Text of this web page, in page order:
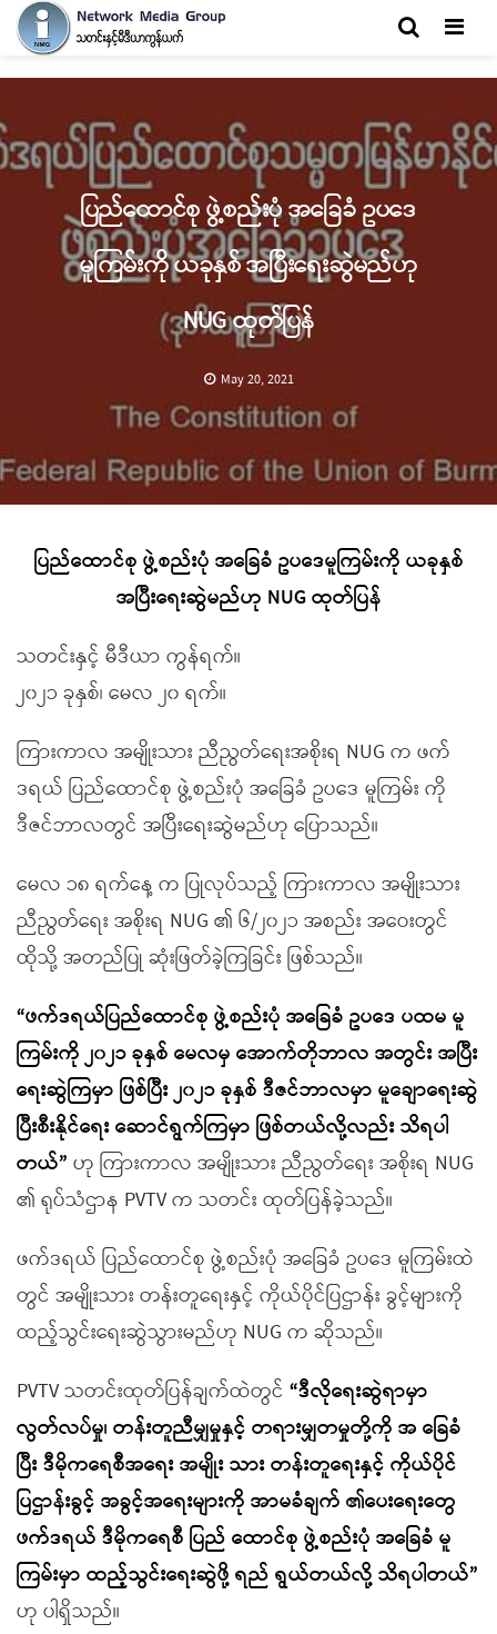
ပြည်ထောင်စု ဖွဲ့စည်းပုံ အခြေခံ ဥပဒေ
မူကြမ်းကို ယခုနှစ် အပြီးရေးဆွဲမည်ဟု
NUG ထုတ်ပြန်
May 20, 2021
ပြည်ထောင်စု ဖွဲ့စည်းပုံ အခြေခံ ဥပဒေမူကြမ်းကို ယခုနှစ်
အပြီးရေးဆွဲမည်ဟု NUG ထုတ်ပြန်
သတင်းနှင့် မီဒီယာ ကွန်ရက်။
၂၀၂၁ ခုနှစ်၊ မေလ ၂၀ ရက်။
ကြားကာလ အမျိုးသား ညီညွတ်ရေးအစိုးရ NUG က ဖက်
ဒရယ် ပြည်ထောင်စု ဖွဲ့စည်းပုံ အခြေခံ ဥပဒေ မူကြမ်း ကို
ဒီဇင်ဘာလတွင် အပြီးရေးဆွဲမည်ဟု ပြောသည်။
မေလ ၁၈ ရက်နေ့ က ပြုလုပ်သည့် ကြားကာလ အမျိုးသား
ညီညွတ်ရေး အစိုးရ NUG ၏ ၆/၂၀၂၁ အစည်း အဝေးတွင်
ထိုသို့ အတည်ပြု ဆုံးဖြတ်ခဲ့ကြခြင်း ဖြစ်သည်။
“ဖက်ဒရယ်ပြည်ထောင်စု ဖွဲ့စည်းပုံ အခြေခံ ဥပဒေ ပထမ မူ
ကြမ်းကို ၂၀၂၁ ခုနှစ် မေလမှ အောက်တိုဘာလ အတွင်း အပြီး
ရေးဆွဲကြမှာ ဖြစ်ပြီး ၂၀၂၁ ခုနှစ် ဒီဇင်ဘာလမှာ မူချောရေးဆွဲ
ပြီးစီးနိုင်ရေး ဆောင်ရွက်ကြမှာ ဖြစ်တယ်လို့လည်း သိရပါ
တယ်” ဟု ကြားကာလ အမျိုးသား ညီညွတ်ရေး အစိုးရ NUG
၏ ရုပ်သံဌာန PVTV က သတင်း ထုတ်ပြန်ခဲ့သည်။
ဖက်ဒရယ် ပြည်ထောင်စု ဖွဲ့စည်းပုံ အခြေခံ ဥပဒေ မူကြမ်းထဲ
တွင် အမျိုးသား တန်းတူရေးနှင့် ကိုယ်ပိုင်ပြဌာန်း ခွင့်များကို
ထည့်သွင်းရေးဆွဲသွားမည်ဟု NUG က ဆိုသည်။
PVTV သတင်းထုတ်ပြန်ချက်ထဲတွင် “ဒီလိုရေးဆွဲရာမှာ
လွတ်လပ်မှု၊ တန်းတူညီမျှမှုနှင့် တရားမျှတမှုတို့ကို အ ခြေခံ
ပြီး ဒီမိုကရေစီအရေး အမျိုး သား တန်းတူရေးနှင့် ကိုယ်ပိုင်
ပြဌာန်းခွင့် အခွင့်အရေးများကို အာမခံချက် ၏ပေးရေးတွေ
ဖက်ဒရယ် ဒီမိုကရေစီ ပြည် ထောင်စု ဖွဲ့စည်းပုံ အခြေခံ မူ
ကြမ်းမှာ ထည့်သွင်းရေးဆွဲဖို့ ရည် ရွယ်တယ်လို့ သိရပါတယ်”
ဟု ပါရှိသည်။